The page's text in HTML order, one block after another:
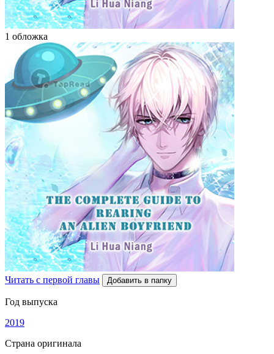
1 обложка
Читать с первой главы Добавить в папку
Год выпуска
2019
Страна оригинала